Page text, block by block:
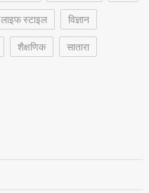
लाइफ स्टाइल
विज्ञान
शैक्षणिक
सातारा